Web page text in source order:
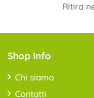
Ritira
Shop Info
Chi siamo
Contatti